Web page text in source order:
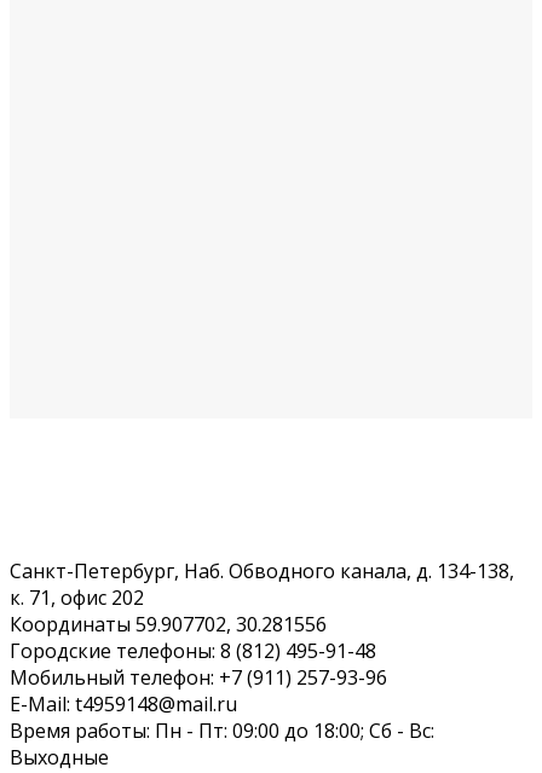
Санкт-Петербург, Наб. Обводного канала, д. 134-138,
к. 71, офис 202
Координаты 59.907702, 30.281556
Городские телефоны: 8 (812) 495-91-48
Мобильный телефон: +7 (911) 257-93-96
E-Mail: t4959148@mail.ru
Время работы: Пн - Пт: 09:00 до 18:00; Сб - Вс:
Выходные